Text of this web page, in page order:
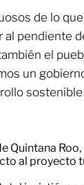
de lo
al pendiente
el
un
Quintana
al proyecto